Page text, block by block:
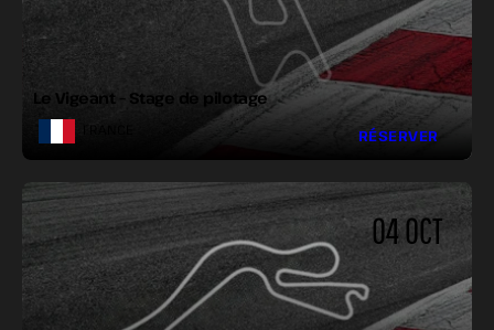
Le Vigeant – Stage de pilotage
FRANCE RÉSERVER
LARGEUR :
VIRAGES :
04 OCT
LONGUEUR :